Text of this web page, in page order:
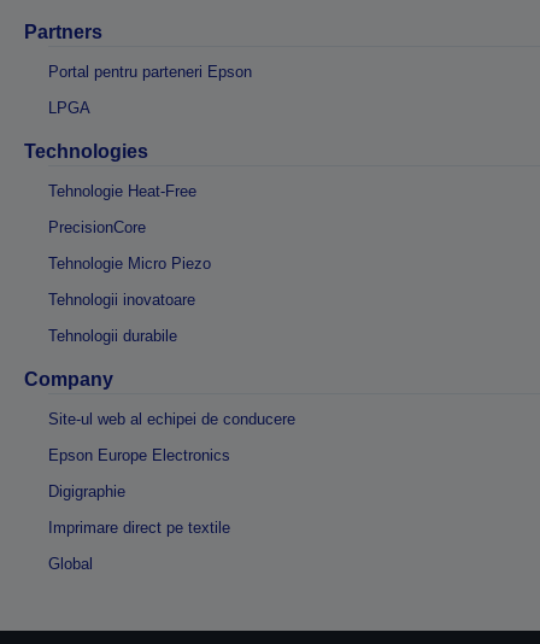
Partners
Portal pentru parteneri Epson
LPGA
Technologies
Tehnologie Heat-Free
PrecisionCore
Tehnologie Micro Piezo
Tehnologii inovatoare
Tehnologii durabile
Company
Site-ul web al echipei de conducere
Epson Europe Electronics
Digigraphie
Imprimare direct pe textile
Global